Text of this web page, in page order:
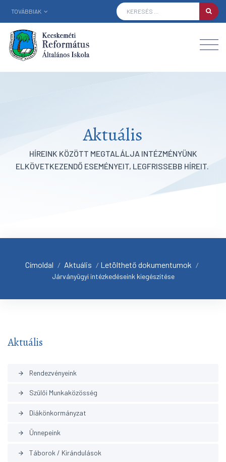
TOVÁBBIAK
Aktuális
HÍREINK KÖZÖTT MEGTALÁLJA INTÉZMÉNYÜNK
ELKÖVETKEZENDŐ ESEMÉNYEIT, LEGFRISSEBB HÍREIT.
Címoldal / Aktuális / Letölthető dokumentumok /
Járványügyi intézkedéseink kiegészítése
Aktuális
arrow_forward Rendezvényeink
arrow_forward Szülői Munkaközösség
arrow_forward Diákönkormányzat
arrow_forward Ünnepeink
arrow_forward Táborok / Kirándulások